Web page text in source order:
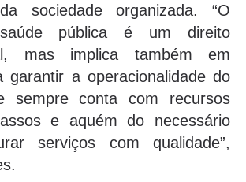
sociedade organizada. “O
pública é um direito
mas implica também em
garantir a operacionalidade do
sempre conta com recursos
e aquém do necessário
serviços com qualidade”,